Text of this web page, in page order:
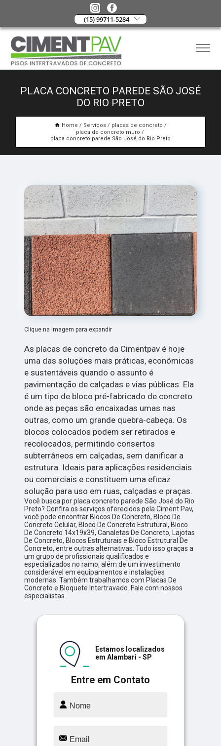
(15) 99711-5284
PLACA CONCRETO PAREDE SÃO JOSÉ
DO RIO PRETO
Home Serviços
placas de concreto
placa de concreto muro
placa concreto parede São José do Rio Preto
Clique na imagem para expandir
As placas de concreto da Cimentpav é hoje
uma das soluções mais práticas, econômicas
e sustentáveis quando o assunto é
pavimentação de calçadas e vias públicas. Ela
é um tipo de bloco pré-fabricado de concreto
onde as peças são encaixadas umas nas
outras, como um grande quebra-cabeça. Os
blocos colocados podem ser retirados e
recolocados, permitindo consertos
subterrâneos em calçadas, sem danificar a
estrutura. Ideais para aplicações residenciais
ou comerciais e constituem uma eficaz
solução para uso em ruas, calçadas e praças.
Você busca por placa concreto parede São José do Rio
Preto? Confira os serviços oferecidos pela Ciment Pav,
você pode encontrar Blocos De Concreto, Bloco De
Concreto Celular, Bloco De Concreto Estrutural, Bloco
De Concreto 14x19x39, Canaletas De Concreto, Lajotas
De Concreto, Blocos Estruturais e Bloco Estrutural De
Concreto, entre outras alternativas. Tudo isso graças a
um grupo de profissionais qualificados e
especializados no ramo, além de um investimento
considerável em equipamentos e instalações
modernas. Também trabalhamos com Placas De
Concreto e Bloquete Intertravado. Fale com nossos
especialistas.
Entre em Contato
Estamos localizados
em Alambari - SP